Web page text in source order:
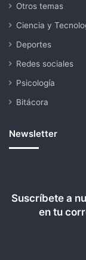
Otros temas
Ciencia y
Deportes
Redes sociales
Psicología
Bitácora
Newsletter
Suscríbete a
en tu